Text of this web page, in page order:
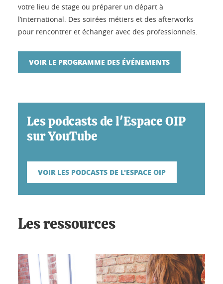
votre lieu de stage ou préparer un départ à
l’international. Des soirées métiers et des afterworks
pour rencontrer et échanger avec des professionnels.
VOIR LE PROGRAMME DES ÉVÉNEMENTS
Les podcasts de l'Espace OIP
sur YouTube
VOIR LES PODCASTS DE L'ESPACE OIP
Les ressources